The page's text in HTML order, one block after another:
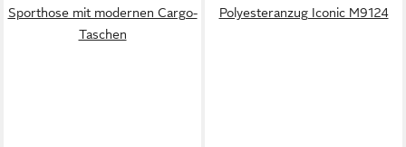
Sporthose mit modernen Cargo-
Taschen
Polyesteranzug Iconic M9124